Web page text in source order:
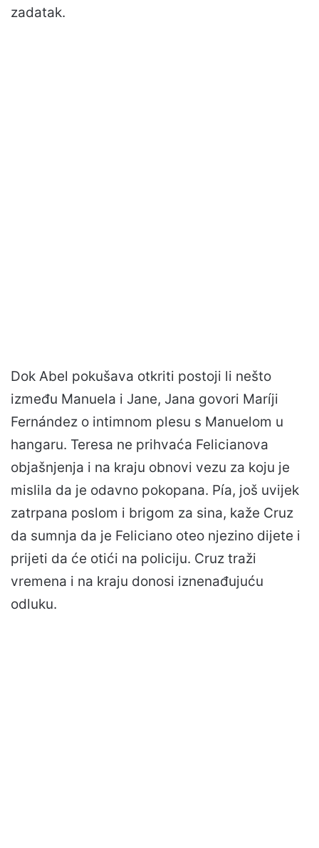
zadatak.
Dok Abel pokušava otkriti postoji li nešto
između Manuela i Jane, Jana govori Maríji
Fernández o intimnom plesu s Manuelom u
hangaru. Teresa ne prihvaća Felicianova
objašnjenja i na kraju obnovi vezu za koju je
mislila da je odavno pokopana. Pía, još uvijek
zatrpana poslom i brigom za sina, kaže Cruz
da sumnja da je Feliciano oteo njezino dijete i
prijeti da će otići na policiju. Cruz traži
vremena i na kraju donosi iznenađujuću
odluku.